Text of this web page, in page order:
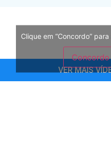
Clique em “Concordo”
Concordo
VER MAIS